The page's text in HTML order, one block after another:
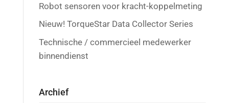
Robot sensoren voor kracht-koppelmeting
Nieuw! TorqueStar Data Collector Series
Technische / commercieel medewerker
binnendienst
Archief